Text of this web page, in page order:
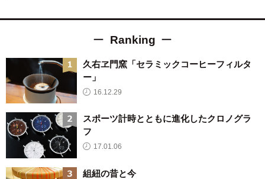
Ranking
久右ヱ門窯「セラミックコーヒーフィルタ
ー」
16.12.29
スポーツ計時とともに進化したクロノグラ
フ
17.01.06
組紐の昔と今